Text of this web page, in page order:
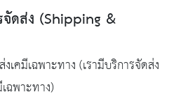
จัดส่ง (Shipping &
เคมีเฉพาะทาง (เรามีบริการจัดส่ง
ฉพาะทาง)